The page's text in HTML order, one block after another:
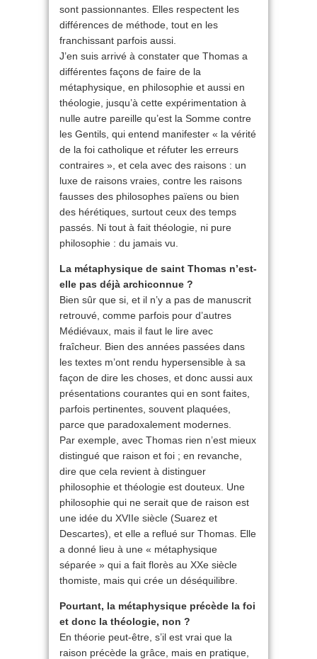
sont passionnantes. Elles respectent les
différences de méthode, tout en les
franchissant parfois aussi.
J’en suis arrivé à constater que Thomas a
différentes façons de faire de la
métaphysique, en philosophie et aussi en
théologie, jusqu’à cette expérimentation à
nulle autre pareille qu’est la Somme contre
les Gentils, qui entend manifester « la vérité
de la foi catholique et réfuter les erreurs
contraires », et cela avec des raisons : un
luxe de raisons vraies, contre les raisons
fausses des philosophes païens ou bien
des hérétiques, surtout ceux des temps
passés. Ni tout à fait théologie, ni pure
philosophie : du jamais vu.
La métaphysique de saint Thomas n’est-
elle pas déjà archiconnue ?
Bien sûr que si, et il n’y a pas de manuscrit
retrouvé, comme parfois pour d’autres
Médiévaux, mais il faut le lire avec
fraîcheur. Bien des années passées dans
les textes m’ont rendu hypersensible à sa
façon de dire les choses, et donc aussi aux
présentations courantes qui en sont faites,
parfois pertinentes, souvent plaquées,
parce que paradoxalement modernes.
Par exemple, avec Thomas rien n’est mieux
distingué que raison et foi ; en revanche,
dire que cela revient à distinguer
philosophie et théologie est douteux. Une
philosophie qui ne serait que de raison est
une idée du XVIIe siècle (Suarez et
Descartes), et elle a reflué sur Thomas. Elle
a donné lieu à une « métaphysique
séparée » qui a fait florès au XXe siècle
thomiste, mais qui crée un déséquilibre.
Pourtant, la métaphysique précède la foi
et donc la théologie, non ?
En théorie peut-être, s’il est vrai que la
raison précède la grâce, mais en pratique,